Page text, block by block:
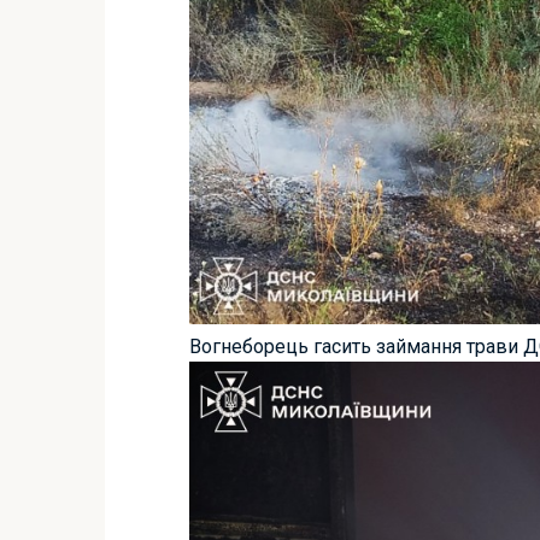
Вогнеборець гасить займання трави